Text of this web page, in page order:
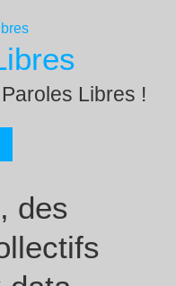
Libres !
des